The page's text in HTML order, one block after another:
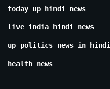
today up hindi news
live india hindi news
up politics news in hindi
health news